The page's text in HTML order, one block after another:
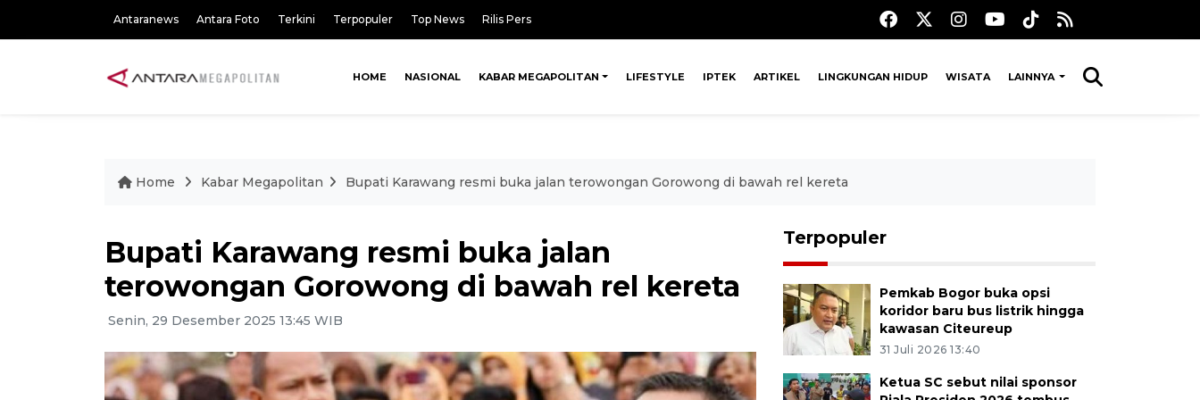
Antaranews Antara Foto Terkini Terpopuler Top News Rilis Pers
HOME NASIONAL KABAR MEGAPOLITAN LIFESTYLE IPTEK ARTIKEL LINGKUNGAN HIDUP WISATA LAINNYA
Home Kabar Megapolitan Bupati Karawang resmi buka jalan terowongan Gorowong di bawah rel kereta
Bupati Karawang resmi buka jalan
terowongan Gorowong di bawah rel kereta
Senin, 29 Desember 2025 13:45 WIB
Terpopuler
Pemkab Bogor buka opsi
koridor baru bus listrik hingga
kawasan Citeureup
31 Juli 2026 13:40
Ketua SC sebut nilai sponsor